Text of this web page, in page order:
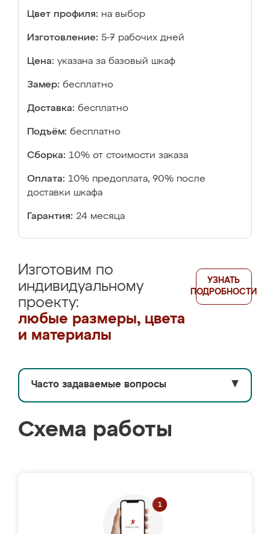
Цвет профиля: на выбор
Изготовление: 5-7 рабочих дней
Цена: указана за базовый шкаф
Замер: бесплатно
Доставка: бесплатно
Подъём: бесплатно
Сборка: 10% от стоимости заказа
Оплата: 10% предоплата, 90% после
доставки шкафа
Гарантия: 24 месяца
Изготовим по
индивидуальному
проекту:
любые размеры, цвета
и материалы
УЗНАТЬ
ПОДРОБНОСТИ
Часто задаваемые вопросы ▼
Схема работы